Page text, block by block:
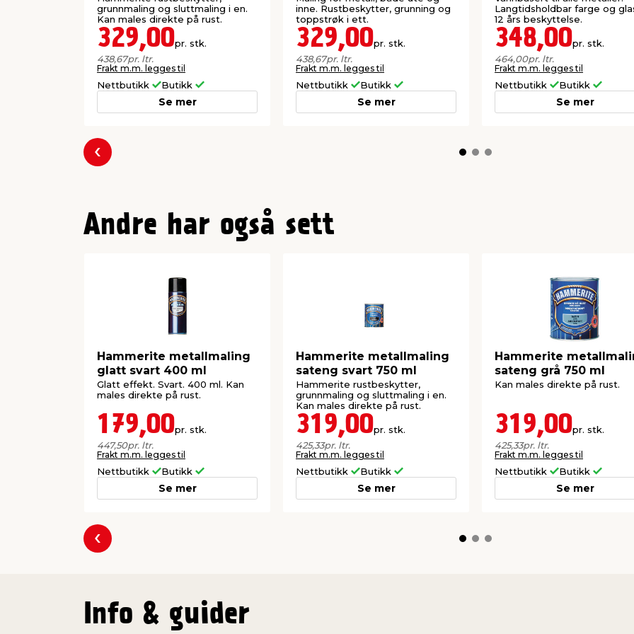
grunnmaling og sluttmaling i en.
Kan males direkte på rust.
329,00pr. stk.
438,67pr. ltr.
Frakt m.m. legges til
Nettbutikk Butikk
Se mer
inne. Rustbeskytter, grunning og
toppstrøk i ett.
329,00pr. stk.
438,67pr. ltr.
Frakt m.m. legges til
Nettbutikk Butikk
Se mer
Langtidsholdbar farge og
12 års beskyttelse.
348,00pr. stk.
464,00pr. ltr.
Frakt m.m. legges til
Nettbutikk Butikk
Se mer
Forrige
Andre har også sett
Hammerite metallmaling
glatt svart 400 ml
Glatt effekt. Svart. 400 ml. Kan
males direkte på rust.
179,00pr. stk.
447,50pr. ltr.
Frakt m.m. legges til
Nettbutikk Butikk
Se mer
Hammerite metallmaling
sateng svart 750 ml
Hammerite rustbeskytter,
grunnmaling og sluttmaling i en.
Kan males direkte på rust.
319,00pr. stk.
425,33pr. ltr.
Frakt m.m. legges til
Nettbutikk Butikk
Se mer
Hammerite
sateng grå 750 ml
Kan males direkte på rust.
319,00pr. stk.
425,33pr. ltr.
Frakt m.m. legges til
Nettbutikk Butikk
Se mer
Forrige
Info & guider